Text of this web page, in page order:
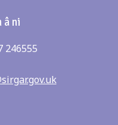
â ni
246555